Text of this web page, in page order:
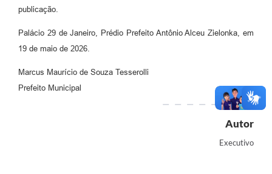
publicação.
Palácio 29 de Janeiro, Prédio Prefeito Antônio Alceu Zielonka, em
19 de maio de 2026.
Marcus Maurício de Souza Tesserolli
Prefeito Municipal
Autor
Executivo